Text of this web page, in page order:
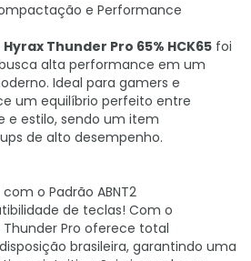
e Performance
Thunder Pro 65% HCK65 foi
alta performance em um
Ideal para gamers e
um equilíbrio perfeito entre
e estilo, sendo um item
de alto desempenho.
o Padrão ABNT2
de teclas! Com o
Thunder Pro oferece total
brasileira, garantindo uma